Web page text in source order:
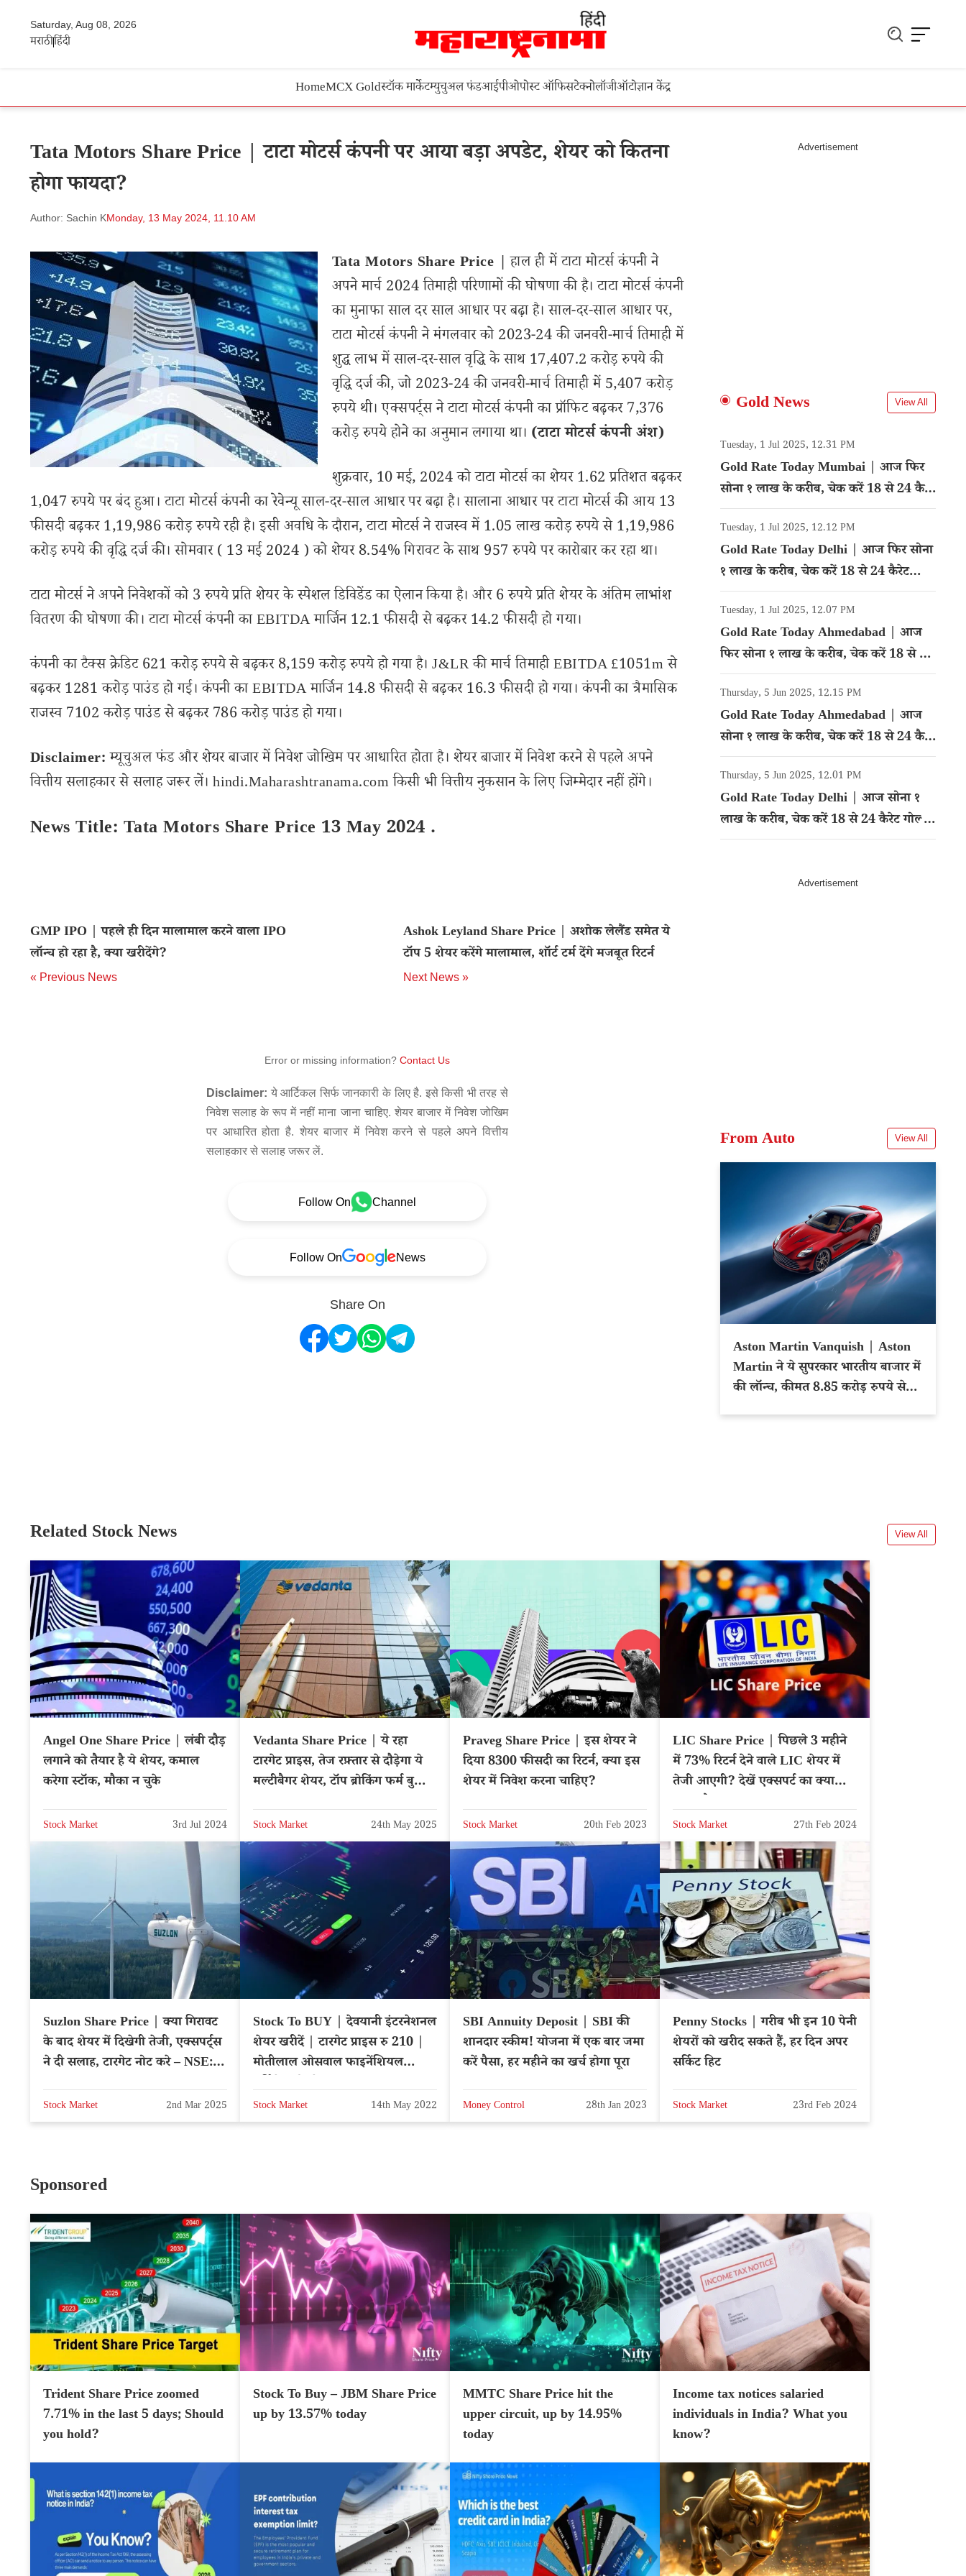
Saturday, Aug 08, 2026
मराठीहिंदी
HomeMCX Goldस्टॉक मार्केटम्युचुअल फंडआईपीओपोस्ट ऑफिसटेक्नोलॉजीऑटोज्ञान केंद्र
Tata Motors Share Price | टाटा मोटर्स कंपनी पर आया बड़ा अपडेट, शेयर को कितना
होगा फायदा?
Author: Sachin KMonday, 13 May 2024, 11.10 AM
Tata Motors Share Price | हाल ही में टाटा मोटर्स कंपनी ने
अपने मार्च 2024 तिमाही परिणामों की घोषणा की है। टाटा मोटर्स कंपनी
का मुनाफा साल दर साल आधार पर बढ़ा है। साल-दर-साल आधार पर,
टाटा मोटर्स कंपनी ने मंगलवार को 2023-24 की जनवरी-मार्च तिमाही में
शुद्ध लाभ में साल-दर-साल वृद्धि के साथ 17,407.2 करोड़ रुपये की
वृद्धि दर्ज की, जो 2023-24 की जनवरी-मार्च तिमाही में 5,407 करोड़
रुपये थी। एक्सपर्ट्स ने टाटा मोटर्स कंपनी का प्रॉफिट बढ़कर 7,376
करोड़ रुपये होने का अनुमान लगाया था। (टाटा मोटर्स कंपनी अंश)
शुक्रवार, 10 मई, 2024 को टाटा मोटर्स का शेयर 1.62 प्रतिशत बढ़कर
1,047 रुपये पर बंद हुआ। टाटा मोटर्स कंपनी का रेवेन्यू साल-दर-साल आधार पर बढ़ा है। सालाना आधार पर टाटा मोटर्स की आय 13
फीसदी बढ़कर 1,19,986 करोड़ रुपये रही है। इसी अवधि के दौरान, टाटा मोटर्स ने राजस्व में 1.05 लाख करोड़ रुपये से 1,19,986
करोड़ रुपये की वृद्धि दर्ज की। सोमवार ( 13 मई 2024 ) को शेयर 8.54% गिरावट के साथ 957 रुपये पर कारोबार कर रहा था।
टाटा मोटर्स ने अपने निवेशकों को 3 रुपये प्रति शेयर के स्पेशल डिविडेंड का ऐलान किया है। और 6 रुपये प्रति शेयर के अंतिम लाभांश
वितरण की घोषणा की। टाटा मोटर्स कंपनी का EBITDA मार्जिन 12.1 फीसदी से बढ़कर 14.2 फीसदी हो गया।
कंपनी का टैक्स क्रेडिट 621 करोड़ रुपये से बढ़कर 8,159 करोड़ रुपये हो गया है। J&LR की मार्च तिमाही EBITDA £1051m से
बढ़कर 1281 करोड़ पाउंड हो गई। कंपनी का EBITDA मार्जिन 14.8 फीसदी से बढ़कर 16.3 फीसदी हो गया। कंपनी का त्रैमासिक
राजस्व 7102 करोड़ पाउंड से बढ़कर 786 करोड़ पाउंड हो गया।
Disclaimer:म्यूचुअल फंड और शेयर बाजार में निवेश जोखिम पर आधारित होता है। शेयर बाजार में निवेश करने से पहले अपने
वित्तीय सलाहकार से सलाह जरूर लें। hindi.Maharashtranama.com किसी भी वित्तीय नुकसान के लिए जिम्मेदार नहीं होंगे।
News Title: Tata Motors Share Price 13 May 2024 .
GMP IPO | पहले ही दिन मालामाल करने वाला IPO
लॉन्च हो रहा है, क्या खरीदेंगे?
« Previous News
Ashok Leyland Share Price | अशोक लेलैंड समेत ये
टॉप 5 शेयर करेंगे मालामाल, शॉर्ट टर्म देंगे मजबूत रिटर्न
Next News »
Error or missing information? Contact Us
Disclaimer: ये आर्टिकल सिर्फ जानकारी के लिए है. इसे किसी भी तरह से
निवेश सलाह के रूप में नहीं माना जाना चाहिए. शेयर बाजार में निवेश जोखिम
पर आधारित होता है. शेयर बाजार में निवेश करने से पहले अपने वित्तीय
सलाहकार से सलाह जरूर लें.
Follow On Channel
Follow On News
Share On
Gold News View All
Tuesday, 1 Jul 2025, 12.31 PM
Gold Rate Today Mumbai | आज फिर
सोना १ लाख के करीब, चेक करें 18 से 24 कैरेट
गोल्ड का रेट
Tuesday, 1 Jul 2025, 12.12 PM
Gold Rate Today Delhi | आज फिर सोना
१ लाख के करीब, चेक करें 18 से 24 कैरेट
गोल्ड का रेट
Tuesday, 1 Jul 2025, 12.07 PM
Gold Rate Today Ahmedabad | आज
फिर सोना १ लाख के करीब, चेक करें 18 से 24
कैरेट गोल्ड का रेट
Thursday, 5 Jun 2025, 12.15 PM
Gold Rate Today Ahmedabad | आज
सोना १ लाख के करीब, चेक करें 18 से 24 कैरेट
गोल्ड का रेट
Thursday, 5 Jun 2025, 12.01 PM
Gold Rate Today Delhi | आज सोना १
लाख के करीब, चेक करें 18 से 24 कैरेट गोल्ड
का रेट
From Auto View All
Aston Martin Vanquish | Aston
Martin ने ये सुपरकार भारतीय बाजार में
की लॉन्च, कीमत 8.85 करोड़ रुपये से
Related Stock News View All
Angel One Share Price | लंबी दौड़
लगाने को तैयार है ये शेयर, कमाल
करेगा स्टॉक, मौका न चुके
Stock Market 3rd Jul 2024
Vedanta Share Price | ये रहा
टारगेट प्राइस, तेज रफ़्तार से दौड़ेगा ये
मल्टीबैगर शेयर, टॉप ब्रोकिंग फर्म बुलिश
Stock Market 24th May 2025
Praveg Share Price | इस शेयर ने
दिया 8300 फीसदी का रिटर्न, क्या इस
शेयर में निवेश करना चाहिए?
Stock Market 20th Feb 2023
LIC Share Price | पिछले 3 महीने
में 73% रिटर्न देने वाले LIC शेयर में
तेजी आएगी? देखें एक्सपर्ट का क्या
Stock Market 27th Feb 2024
Suzlon Share Price | क्या गिरावट
के बाद शेयर में दिखेगी तेजी, एक्सपर्ट्स
ने दी सलाह, टारगेट नोट करे – NSE:
Stock Market 2nd Mar 2025
Stock To BUY | देवयानी इंटरनेशनल
शेयर खरीदें | टारगेट प्राइस रु 210 |
मोतीलाल ओसवाल फाइनेंशियल
Stock Market 14th May 2022
SBI Annuity Deposit | SBI की
शानदार स्कीम! योजना में एक बार जमा
करें पैसा, हर महीने का खर्च होगा पूरा
Money Control 28th Jan 2023
Penny Stocks | गरीब भी इन 10 पेनी
शेयरों को खरीद सकते हैं, हर दिन अपर
सर्किट हिट
Stock Market 23rd Feb 2024
Sponsored
Trident Share Price zoomed
7.71% in the last 5 days; Should
you hold?
Stock To Buy – JBM Share Price
up by 13.57% today
MMTC Share Price hit the
upper circuit, up by 14.95%
today
Income tax notices salaried
individuals in India? What you
know?